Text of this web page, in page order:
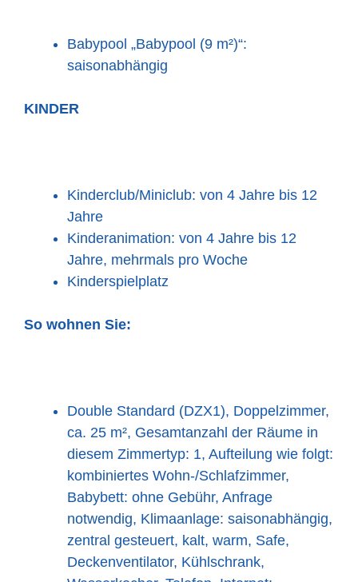
Babypool „Babypool (9 m²)“:
saisonabhängig
KINDER
Kinderclub/Miniclub: von 4 Jahre bis 12
Jahre
Kinderanimation: von 4 Jahre bis 12
Jahre, mehrmals pro Woche
Kinderspielplatz
So wohnen Sie:
Double Standard (DZX1), Doppelzimmer,
ca. 25 m², Gesamtanzahl der Räume in
diesem Zimmertyp: 1, Aufteilung wie folgt:
kombiniertes Wohn-/Schlafzimmer,
Babybett: ohne Gebühr, Anfrage
notwendig, Klimaanlage: saisonabhängig,
zentral gesteuert, kalt, warm, Safe,
Deckenventilator, Kühlschrank,